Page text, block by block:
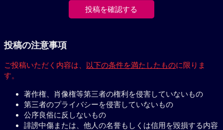
投稿の注意事項
ご投稿いただく内容は、 以下の条件を満たしたものに限りま
す。
著作権、肖像権等第三者の権利を侵害していないもの
第三者のプライバシーを侵害していないもの
公序良俗に反しないもの
誹謗中傷または、他人の名誉もしくは信用を毀損する内容